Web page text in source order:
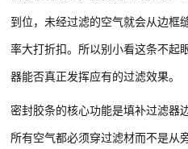
到位，未经过滤的空气就会从边框
率大打折扣。所以别小看这条不起
器能否真正发挥应有的过滤效果。
密封胶条的核心功能是填补过滤器
所有空气都必须穿过滤材而不是从